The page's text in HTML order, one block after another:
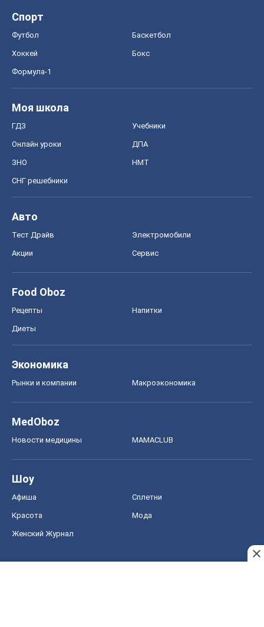
Спорт
Футбол Баскетбол
Хоккей Бокс
Формула-1
Моя школа
ГДЗ Учебники
Онлайн уроки ДПА
ЗНО НМТ
СНГ решебники
Авто
Тест Драйв Электромобили
Акции Сервис
Food Oboz
Рецепты Напитки
Диеты
Экономика
Рынки и компании Mакроэкономика
MedOboz
Новости медицины MAMACLUB
Шоу
Афиша Сплетни
Красота Мода
Женский Журнал